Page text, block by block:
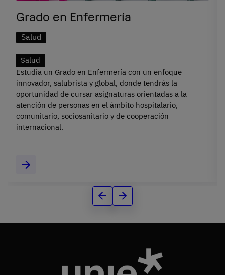
Grado en Enfermería
Salud
Salud
Estudia un Grado en Enfermería con un enfoque
innovador, salubrista y global, donde tendrás la
oportunidad de cursar asignaturas orientadas a la
atención de personas en el ámbito hospitalario,
comunitario, sociosanitario y de cooperación
internacional.